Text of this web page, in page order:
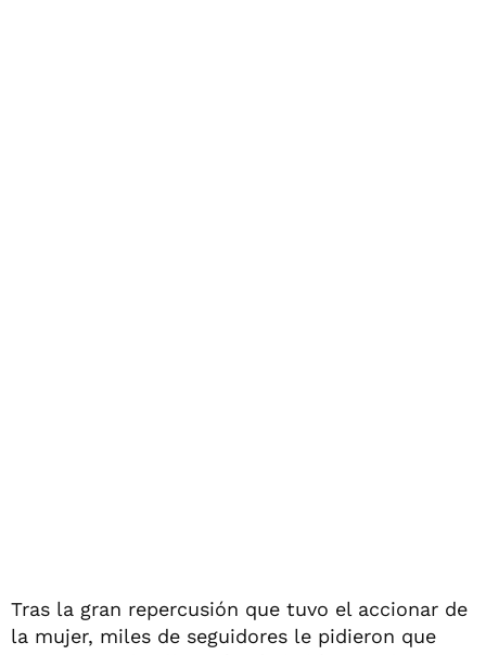
Tras la gran repercusión que tuvo el accionar de
la mujer, miles de seguidores le pidieron que